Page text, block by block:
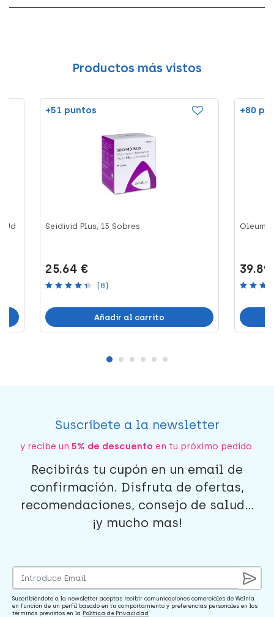
Productos más vistos
Ud
+51 puntos
Seidivid Plus, 15 Sobres
25.64 €
(8)
Añadir al carrito
+80
Oleum
Suscríbete a la newsletter
y recibe un 5% de descuento en tu próximo pedido.
Recibirás tu cupón en un email de
confirmación. Disfruta de ofertas,
recomendaciones, consejo de salud...
¡y mucho mas!
Suscribiéndote a la newsletter aceptas recibir comunicaciones comerciales de Welnia
en función de un perfil basado en tu comportamiento y preferencias personales en los
términos previstos en la Política de Privacidad